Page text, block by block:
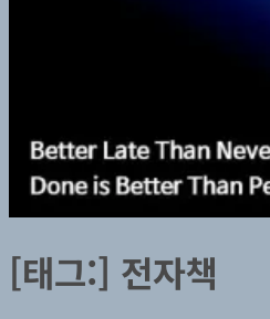
[태그:] 전자책